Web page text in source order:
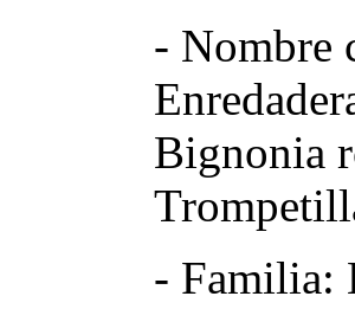
- Nombre
Bignonia
- Familia: